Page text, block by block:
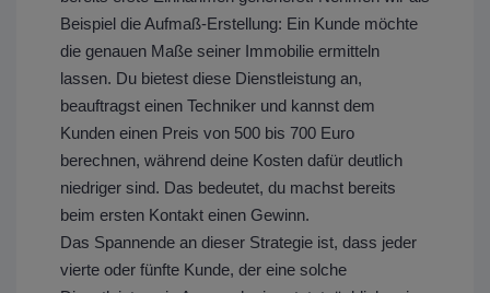
Beispiel die Aufmaß-Erstellung: Ein Kunde möchte
die genauen Maße seiner Immobilie ermitteln
lassen. Du bietest diese Dienstleistung an,
beauftragst einen Techniker und kannst dem
Kunden einen Preis von 500 bis 700 Euro
berechnen, während deine Kosten dafür deutlich
niedriger sind. Das bedeutet, du machst bereits
beim ersten Kontakt einen Gewinn.
Das Spannende an dieser Strategie ist, dass jeder
vierte oder fünfte Kunde, der eine solche